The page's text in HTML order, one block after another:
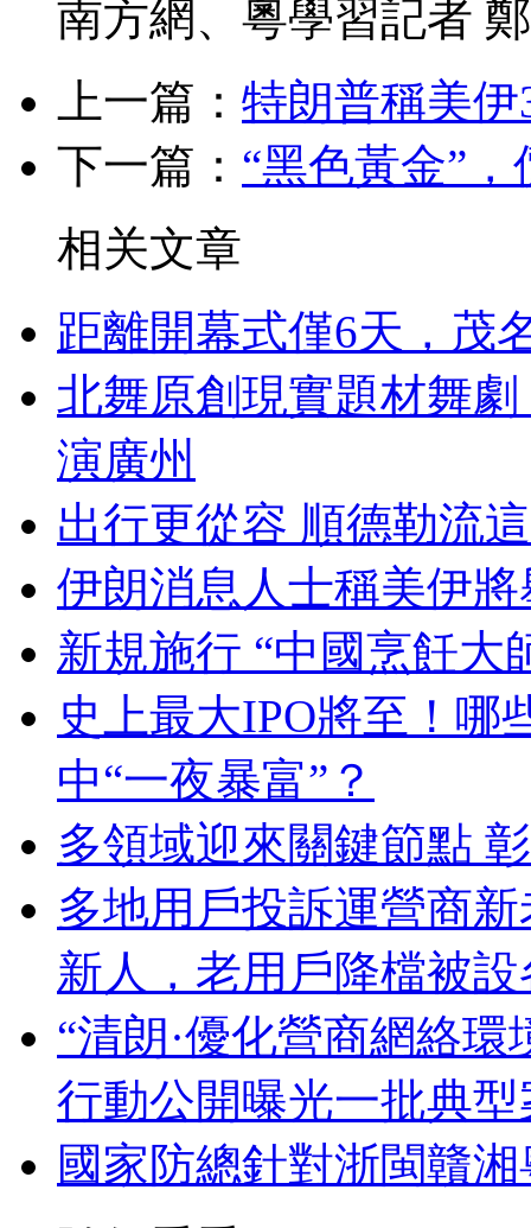
南方網、粵學習記者
上一篇： 特朗普稱美
下一篇： “黑色黃金”
相关文章
距離開幕式僅6天，茂
北舞原創現實題材舞
演廣州
出行更從容 順德勒流
伊朗消息人士稱美伊
新規施行 “中國烹飪大
史上最大IPO將至！哪
中“一夜暴富”？
多領域迎來關鍵節點
多地用戶投訴運營商
新人，老用戶降檔被
“清朗·優化營商網絡
行動公開曝光一批典型
國家防總針對浙閩贛